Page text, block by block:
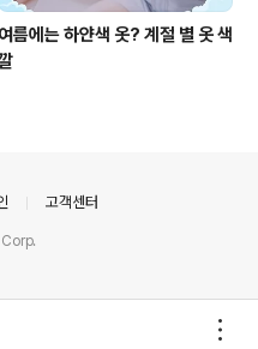
여름에는 하얀색 옷? 계절 별 옷 색
고객센터